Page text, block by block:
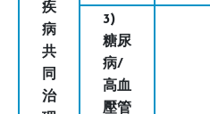
疾
病
共
同
治
3)
糖尿
病/
高血
壓管